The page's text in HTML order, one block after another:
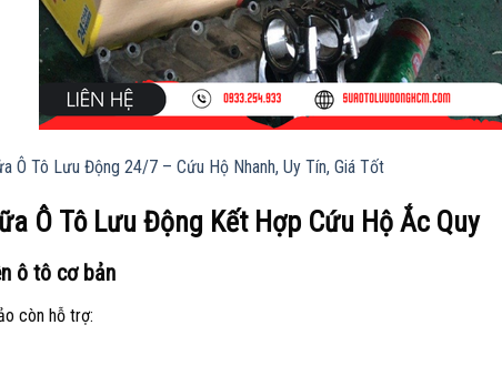
Ô Tô Lưu Động 24/7 – Cứu Hộ Nhanh, Uy Tín, Giá Tốt
Ô Tô Lưu Động Kết Hợp Cứu Hộ Ắc Quy
ô tô cơ bản
còn hỗ trợ: